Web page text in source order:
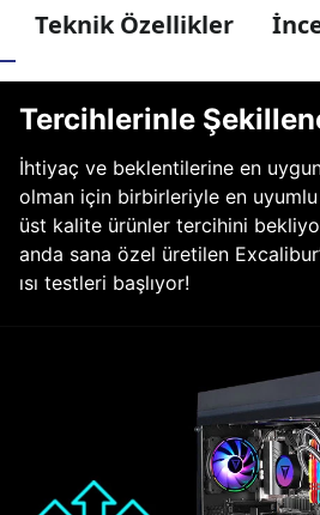
Teknik Özellikler
Tercihlerinle
İhtiyaç ve beklentilerine en
olman için birbirleriyle en
üst kalite ürünler tercihini
anda sana özel üretilen
ısı testleri başlıyor!